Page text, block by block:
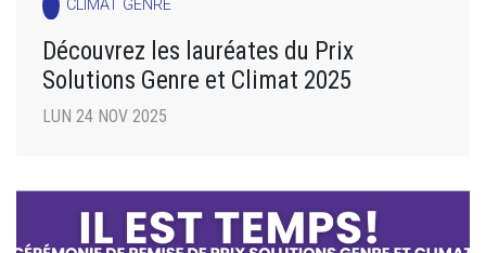
CLIMAT GENRE
Découvrez les lauréates du Prix
Solutions Genre et Climat 2025
LUN 24 NOV 2025